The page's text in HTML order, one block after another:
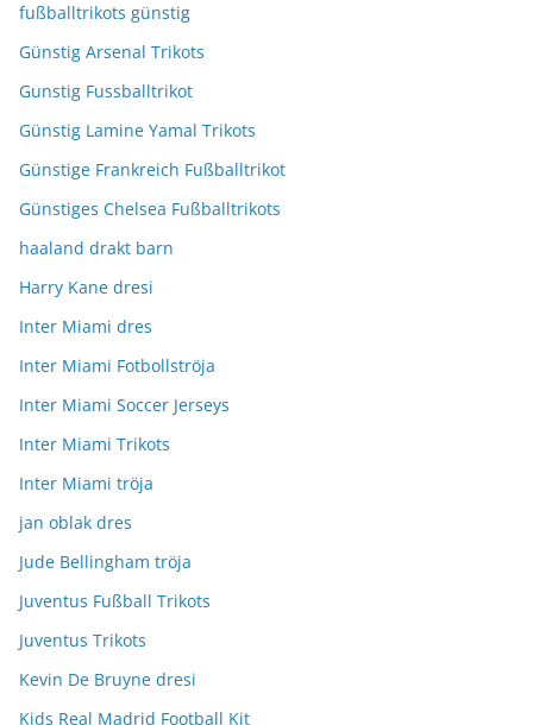
fußballtrikots günstig
Günstig Arsenal Trikots
Gunstig Fussballtrikot
Günstig Lamine Yamal Trikots
Günstige Frankreich Fußballtrikot
Günstiges Chelsea Fußballtrikots
haaland drakt barn
Harry Kane dresi
Inter Miami dres
Inter Miami Fotbollströja
Inter Miami Soccer Jerseys
Inter Miami Trikots
Inter Miami tröja
jan oblak dres
Jude Bellingham tröja
Juventus Fußball Trikots
Juventus Trikots
Kevin De Bruyne dresi
Kids Real Madrid Football Kit